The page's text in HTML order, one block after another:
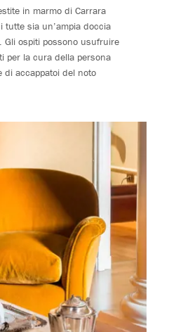
in marmo di Carrara
sia un’ampia doccia
Gli ospiti possono usufruire
per la cura della persona
di accappatoi del noto